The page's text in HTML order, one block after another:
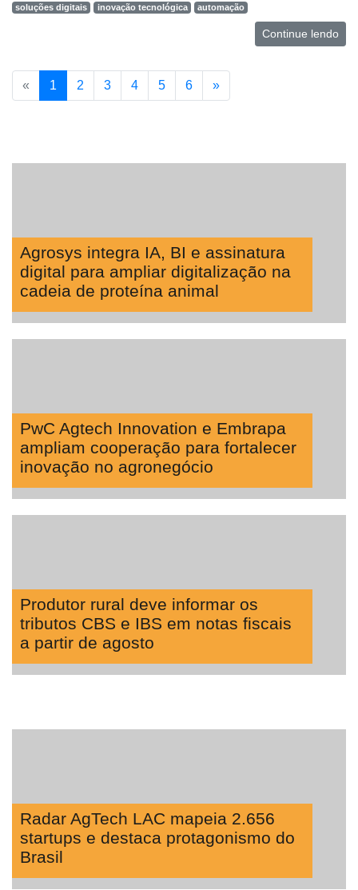
soluções digitais
inovação tecnológica automação
Continue lendo
« 1 2 3 4 5 6 »
Agrosys integra IA, BI e assinatura
digital para ampliar digitalização na
cadeia de proteína animal
PwC Agtech Innovation e Embrapa
ampliam cooperação para fortalecer
inovação no agronegócio
Produtor rural deve informar os
tributos CBS e IBS em notas fiscais
a partir de agosto
Radar AgTech LAC mapeia 2.656
startups e destaca protagonismo do
Brasil